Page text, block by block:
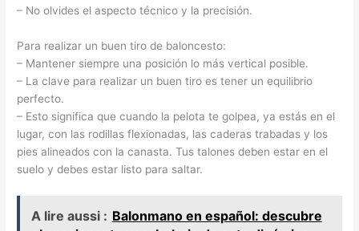
– No olvides el aspecto técnico y la precisión.
Para realizar un buen tiro de baloncesto:
– Mantener siempre una posición lo más vertical posible.
– La clave para realizar un buen tiro es tener un equilibrio
perfecto.
– Esto significa que cuando la pelota te golpea, ya estás en el
lugar, con las rodillas flexionadas, las caderas trabadas y los
pies alineados con la canasta. Tus talones deben estar en el
suelo y debes estar listo para saltar.
A lire aussi : Balonmano en español: descubre